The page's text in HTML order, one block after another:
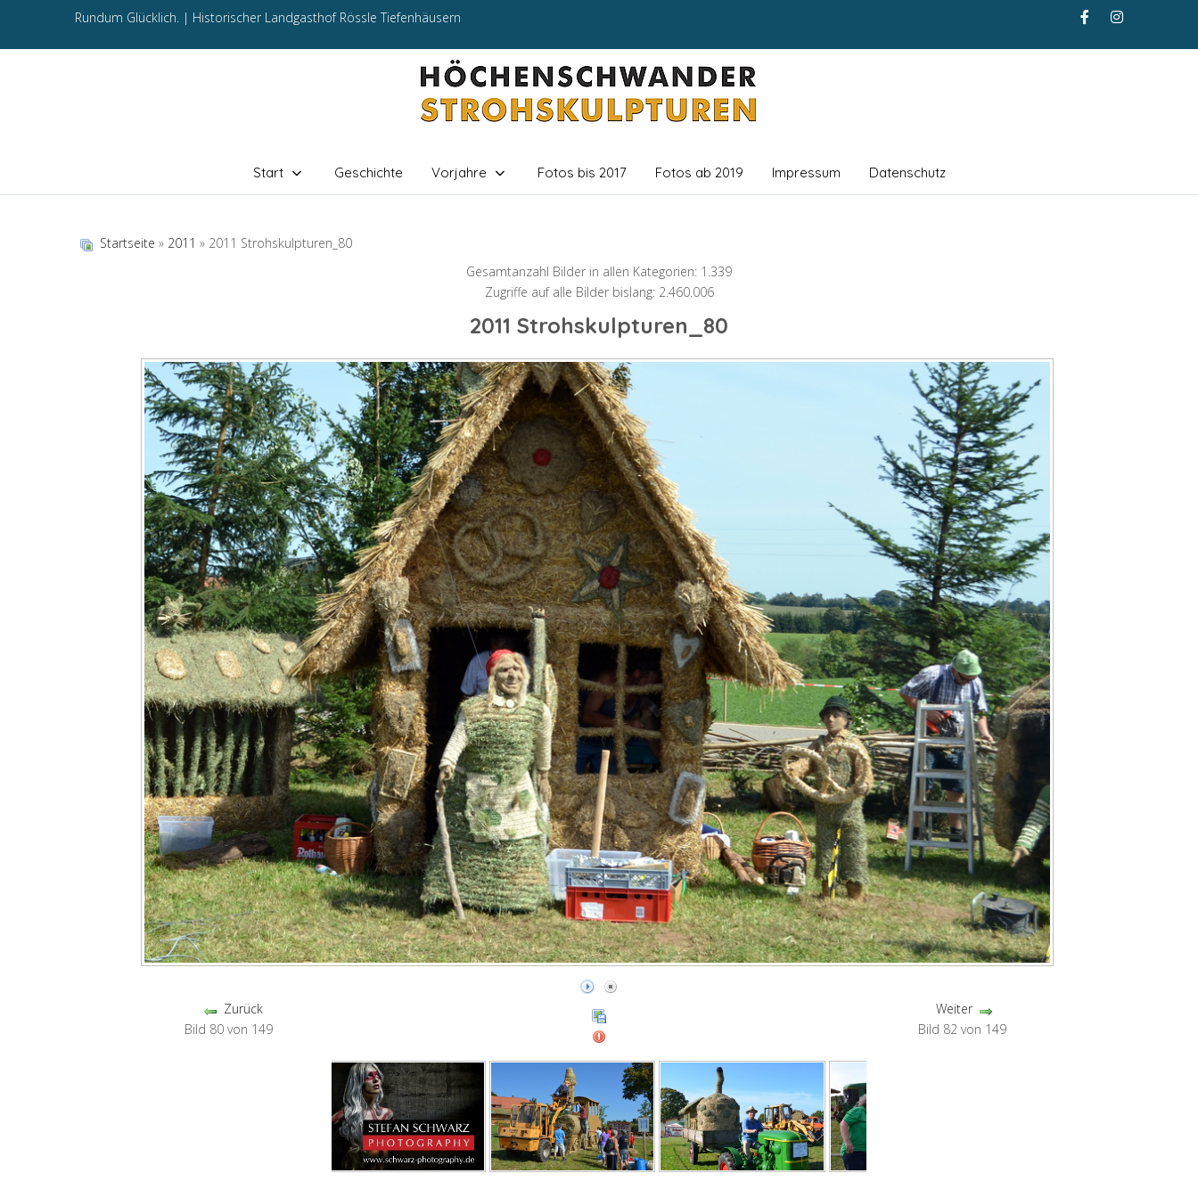
Rundum Glücklich. | Historischer Landgasthof Rössle Tiefenhäusern
Start Geschichte Vorjahre Fotos bis 2017 Fotos ab 2019 Impressum Datenschutz
Startseite » 2011 » 2011 Strohskulpturen_80
Gesamtanzahl Bilder in allen Kategorien: 1.339
Zugriffe auf alle Bilder bislang: 2.460.006
2011 Strohskulpturen_80
Zurück
Bild 80 von 149
Weiter
Bild 82 von 149